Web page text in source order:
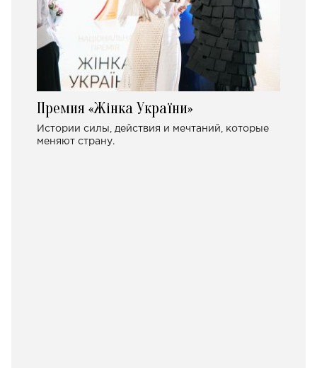
Премия «Жінка України»
Истории силы, действия и мечтаний, которые
меняют страну.